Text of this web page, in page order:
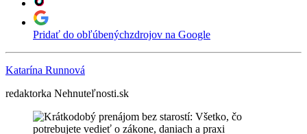
Pridať do obľúbenýchzdrojov na Google
Katarína Runnová
redaktorka Nehnuteľnosti.sk